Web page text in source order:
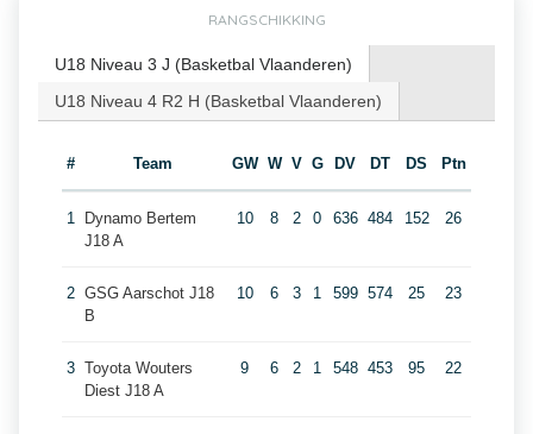
RANGSCHIKKING
U18 Niveau 3 J (Basketbal Vlaanderen)
U18 Niveau 4 R2 H (Basketbal Vlaanderen)
# Team GW W V G DV DT DS Ptn
1
Dynamo Bertem
J18 A
10 8 2 0 636 484 152 26
2 GSG Aarschot J18
B
10 6 3 1 599 574 25 23
3 Toyota Wouters
Diest J18 A
9 6 2 1 548 453 95 22